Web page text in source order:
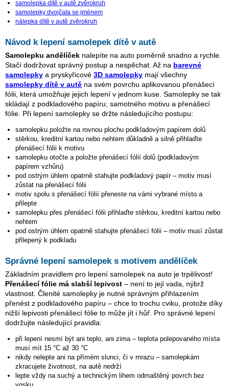
samolepka dítě v autě zvěrokruh
samolepky dvojčata se jménem
nálepka dítě v autě zvěrokruh
Návod k lepení samolepek dítě v autě
Samolepku andělíček nalepíte na auto poměrně snadno a rychle.
Stačí dodržovat správný postup a nespěchat. Až na barevné
samolepky a pryskyřicové 3D samolepky mají všechny
samolepky dítě v autě na svém povrchu aplikovanou přenášecí
fólii, která umožňuje jejich lepení v jednom kuse. Samolepky se tak
skládají z podkladového papíru, samotného motivu a přenášecí
fólie. Při lepení samolepky se držte následujícího postupu:
samolepku položte na rovnou plochu podkladovým papírem dolů
stěrkou, kreditní kartou nebo nehtem důkladně a silně přihlaďte
přenášecí fólii k motivu
samolepku otočte a položte přenášecí fólií dolů (podkladovým
papírem vzhůru)
pod ostrým úhlem opatrně stahujte podkladový papír – motiv musí
zůstat na přenášecí fólii
motiv spolu s přenášecí fólií přeneste na vámi vybrané místo a
přilepte
samolepku přes přenášecí fólii přihlaďte stěrkou, kreditní kartou nebo
nehtem
pod ostrým úhlem opatrně stahujte přenášecí fólii – motiv musí zůstat
přilepený k podkladu
Správné lepení samolepek s motivem andělíček
Základním pravidlem pro lepení samolepek na auto je trpělivost!
Přenášecí fólie má slabší lepivost – není to její vada, nýbrž
vlastnost. Členité samolepky je nutné správným přihlazením
přenést z podkladového papíru – chce to trochu cviku, protože díky
nižší lepivosti přenášecí fólie to může jít i hůř. Pro správné lepení
dodržujte následující pravidla:
při lepení nesmí být ani teplo, ani zima – teplota polepovaného místa
musí mít 15 °C až 30 °C
nikdy nelepte ani na přímém slunci, či v mrazu – samolepkám
zkracujete životnost, na autě nedrží
lepte vždy na suchý a technickým lihem odmaštěný povrch bez